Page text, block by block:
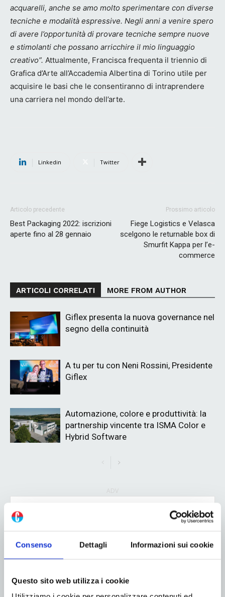
Consenso Dettagli Informazioni sui cookie
Questo sito web utilizza i cookie
acquarelli, anche se amo molto sperimentare con diverse
tecniche e modalità espressive. Negli anni a venire spero
di avere l’opportunità di provare tecniche sempre nuove
e stimolanti che possano arricchire il mio linguaggio
creativo”. Attualmente, Francisca frequenta il triennio di
Grafica d’Arte all’Accademia Albertina di Torino utile per
acquisire le basi che le consentiranno di intraprendere
una carriera nel mondo dell’arte.
Linkedin Twitter
Articolo precedente
Best Packaging 2022: iscrizioni
aperte fino al 28 gennaio
Prossimo articolo
Fiege Logistics e Velasca
scelgono le returnable box di
Smurfit Kappa per l’e-
commerce
ARTICOLI CORRELATI MORE FROM AUTHOR
Giflex presenta la nuova governance nel
segno della continuità
A tu per tu con Neni Rossini, Presidente
Giflex
Automazione, colore e produttività: la
partnership vincente tra ISMA Color e
Hybrid Software
ADV